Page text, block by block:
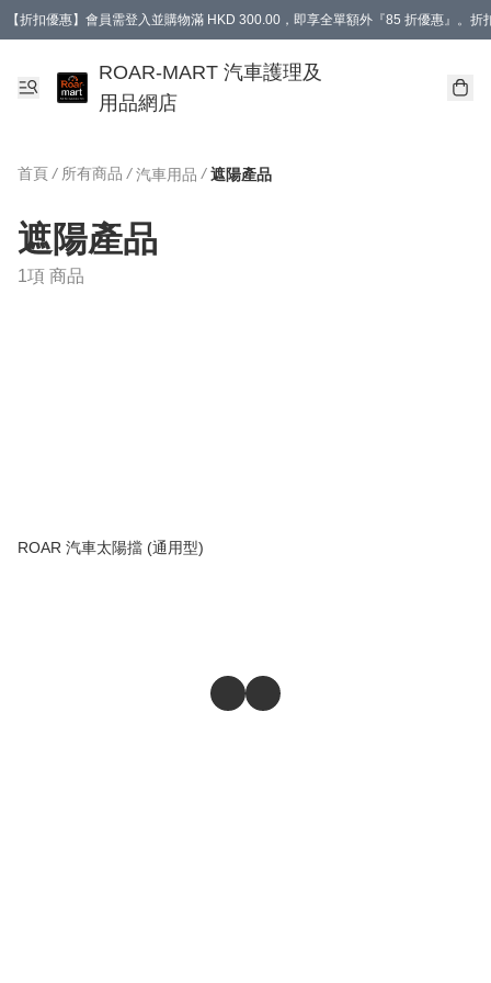
【折扣優惠】會員需登入並購物滿 HKD 300.00，即享全單額外『85 折優惠』。
【會員禮遇】會員消費滿 HKD 400.00，即可獲贈【德國LIQUI MOLY 汽車風口香
ROAR-MART 汽車護理及
用品網店
首頁 / 所有商品 / 汽車用品 / 遮陽產品
遮陽產品
1項 商品
ROAR 汽車太陽擋 (通用型)